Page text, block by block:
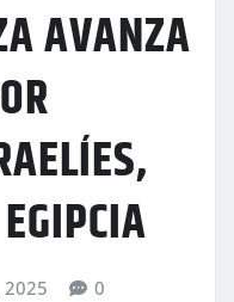
AVANZA
2025 0